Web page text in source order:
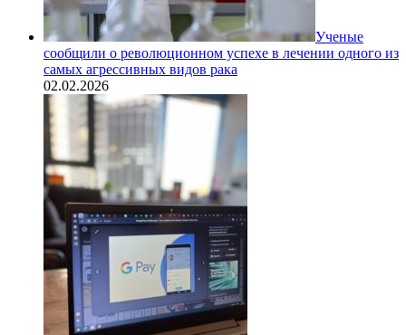
Ученые
сообщили о революционном успехе в лечении одного из
самых агрессивных видов рака
02.02.2026